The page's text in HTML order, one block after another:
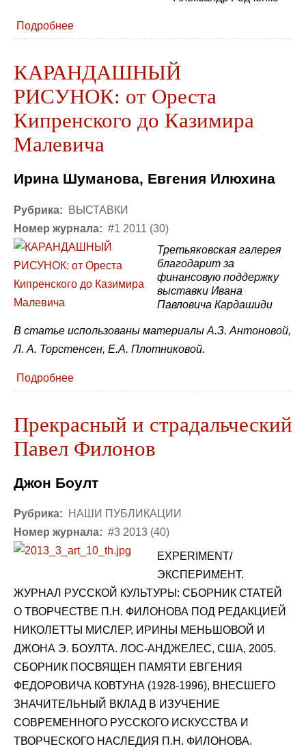
Подробнее
КАРАНДАШНЫЙ
РИСУНОК: от Ореста
Кипренского до Казимира
Малевича
Ирина Шуманова, Евгения Илюхина
Рубрика:
ВЫСТАВКИ
Номер журнала: #1 2011 (30)
Третьяковская галерея
благодарит за
финансовую поддержку
выставки Ивана
Павловича Кардашиди
В статье использованы материалы А.З. Антоновой,
Л. А. Торстенсен, Е.А. Плотниковой.
Подробнее
Прекрасный и страдальческий
Павел Филонов
Джон Боулт
Рубрика:
НАШИ ПУБЛИКАЦИИ
Номер журнала: #3 2013 (40)
EXPERIMENT/
ЭКСПЕРИМЕНТ.
ЖУРНАЛ РУССКОЙ КУЛЬТУРЫ: СБОРНИК СТАТЕЙ
О ТВОРЧЕСТВЕ П.Н. ФИЛОНОВА ПОД РЕДАКЦИЕЙ
НИКОЛЕТТЫ МИСЛЕР, ИРИНЫ МЕНЬШОВОЙ И
ДЖОНА Э. БОУЛТА. ЛОС-АНДЖЕЛЕС, США, 2005.
СБОРНИК ПОСВЯЩЕН ПАМЯТИ ЕВГЕНИЯ
ФЕДОРОВИЧА КОВТУНА (1928-1996), ВНЕСШЕГО
ЗНАЧИТЕЛЬНЫЙ ВКЛАД В ИЗУЧЕНИЕ
СОВРЕМЕННОГО РУССКОГО ИСКУССТВА И
ТВОРЧЕСКОГО НАСЛЕДИЯ П.Н. ФИЛОНОВА.